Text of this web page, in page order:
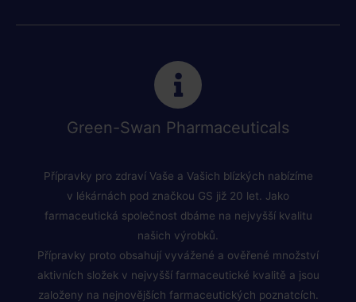
Green-Swan Pharmaceuticals
Přípravky pro zdraví Vaše a Vašich blízkých nabízíme
v lékárnách pod značkou GS již 20 let. Jako
farmaceutická společnost dbáme na nejvyšší kvalitu
našich výrobků.
Přípravky proto obsahují vyvážené a ověřené množství
aktivních složek v nejvyšší farmaceutické kvalitě a jsou
založeny na nejnovějších farmaceutických poznatcích.